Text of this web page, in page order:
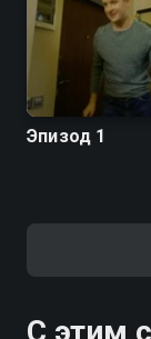
Эпизод 1
С этим